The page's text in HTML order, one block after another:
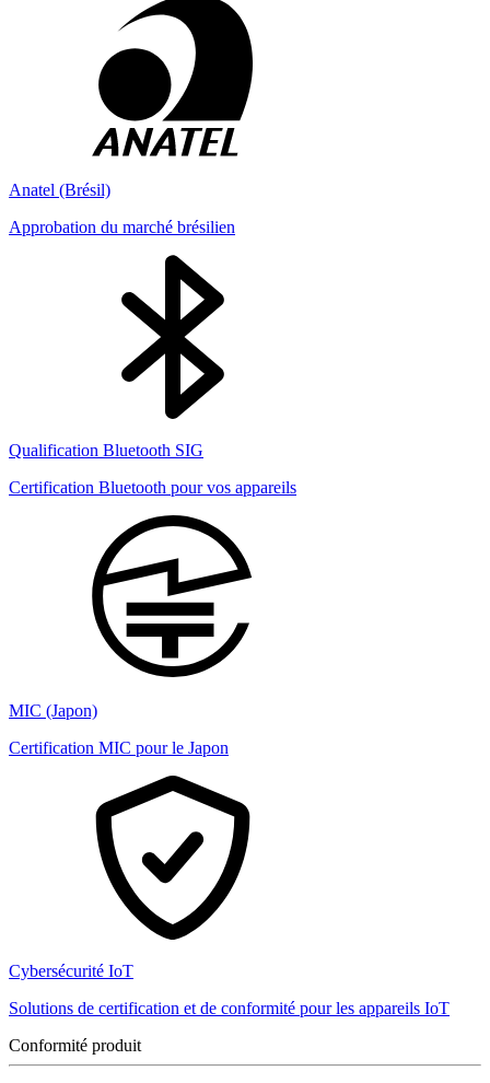
Anatel (Brésil)
Approbation du marché brésilien
Qualification Bluetooth SIG
Certification Bluetooth pour vos appareils
MIC (Japon)
Certification MIC pour le Japon
Cybersécurité IoT
Solutions de certification et de conformité pour les appareils IoT
Conformité produit